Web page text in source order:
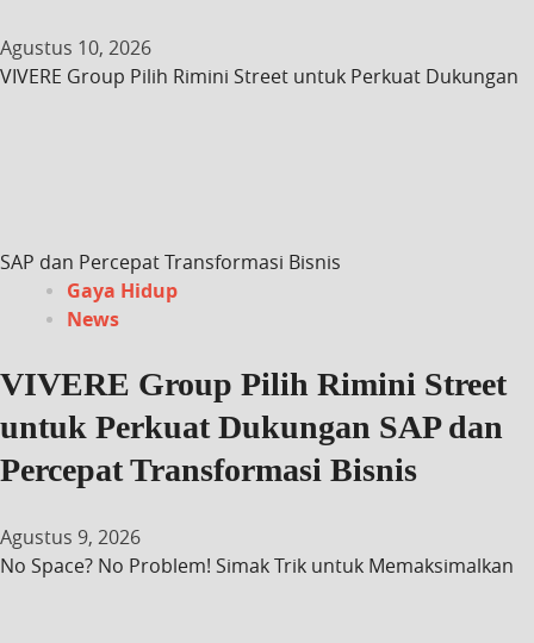
Agustus 10, 2026
VIVERE Group Pilih Rimini Street untuk Perkuat Dukungan
SAP dan Percepat Transformasi Bisnis
Gaya Hidup
News
VIVERE Group Pilih Rimini Street
untuk Perkuat Dukungan SAP dan
Percepat Transformasi Bisnis
Agustus 9, 2026
No Space? No Problem! Simak Trik untuk Memaksimalkan